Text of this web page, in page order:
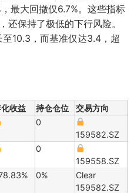
最大回撤仅6.7%。这些指标
还保持了极低的下行风险。
10.3，而基准仅达3.4，超
收益 持仓仓位
交易方向
0
159582.SZ
0
159558.SZ
0%
Clear
159582.SZ